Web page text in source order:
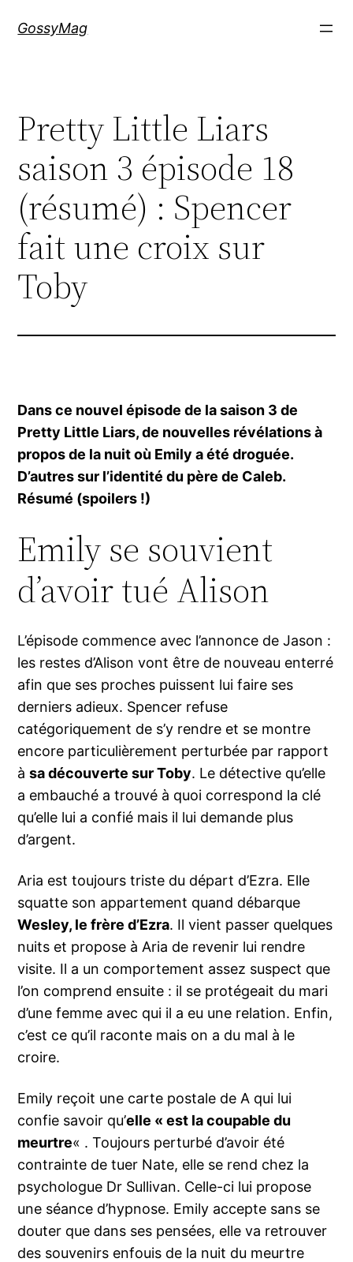
GossyMag
Pretty Little Liars
saison 3 épisode 18
(résumé) : Spencer
fait une croix sur
Toby
Dans ce nouvel épisode de la saison 3 de
Pretty Little Liars, de nouvelles révélations à
propos de la nuit où Emily a été droguée.
D’autres sur l’identité du père de Caleb.
Résumé (spoilers !)
Emily se souvient
d’avoir tué Alison
L’épisode commence avec l’annonce de Jason :
les restes d’Alison vont être de nouveau enterré
afin que ses proches puissent lui faire ses
derniers adieux. Spencer refuse
catégoriquement de s’y rendre et se montre
encore particulièrement perturbée par rapport
àsa découverte sur Toby. Le détective qu’elle
a embauché a trouvé à quoi correspond la clé
qu’elle lui a confié mais il lui demande plus
d’argent.
Aria est toujours triste du départ d’Ezra. Elle
squatte son appartement quand débarque
Wesley, le frère d’Ezra. Il vient passer quelques
nuits et propose à Aria de revenir lui rendre
visite. Il a un comportement assez suspect que
l’on comprend ensuite : il se protégeait du mari
d’une femme avec qui il a eu une relation. Enfin,
c’est ce qu’il raconte mais on a du mal à le
croire.
Emily reçoit une carte postale de A qui lui
confie savoir qu’elle « est la coupable du
meurtre« . Toujours perturbé d’avoir été
contrainte de tuer Nate, elle se rend chez la
psychologue Dr Sullivan. Celle-ci lui propose
une séance d’hypnose. Emily accepte sans se
douter que dans ses pensées, elle va retrouver
des souvenirs enfouis de la nuit du meurtre